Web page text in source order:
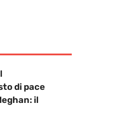
di pace
il